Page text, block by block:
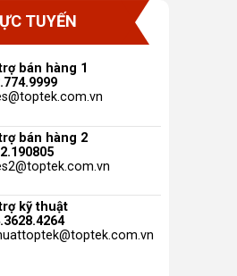
ScanNcut SDX1200) số
TUYẾN
bán hàng 1
bán hàng 2
kỹ thuật